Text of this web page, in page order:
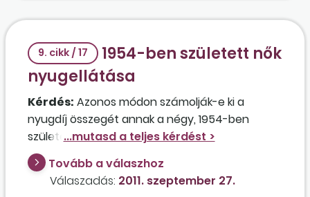
9. cikk / 17
1954-ben született nők
nyugellátása
Kérdés: Azonos módon számolják-e ki a
nyugdíj összegét annak a négy, 1954-ben
született nőnek, akik 39 év munkaviszonnyal
rendelkeznek, 1988 óta azonos a jövedelmük, de
a nyugdíjpénztári tagságuk eltérő, és 2012-ben
nyugdíjba kívánnak vonulni? Az első végig az
Tovább a válaszhoz
Válaszadás: 2011. szeptember 27.